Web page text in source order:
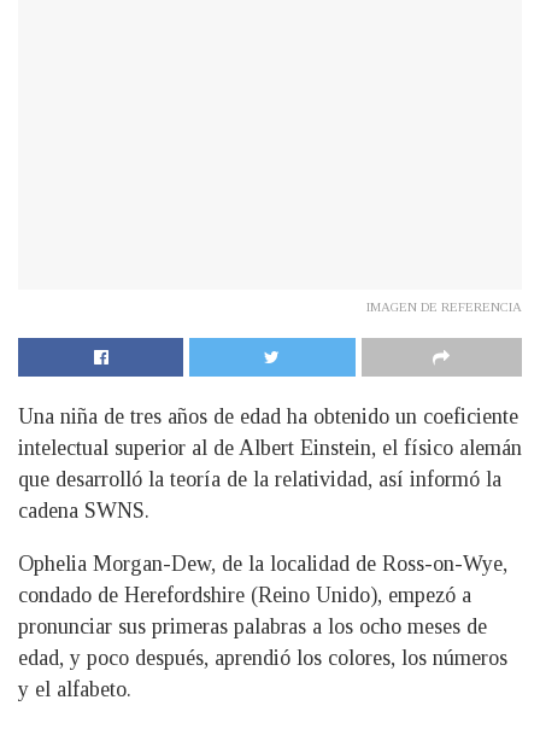
IMAGEN DE REFERENCIA
Una niña de tres años de edad ha obtenido un coeficiente
intelectual superior al de Albert Einstein, el físico alemán
que desarrolló la teoría de la relatividad, así informó la
cadena SWNS.
Ophelia Morgan-Dew, de la localidad de Ross-on-Wye,
condado de Herefordshire (Reino Unido), empezó a
pronunciar sus primeras palabras a los ocho meses de
edad, y poco después, aprendió los colores, los números
y el alfabeto.